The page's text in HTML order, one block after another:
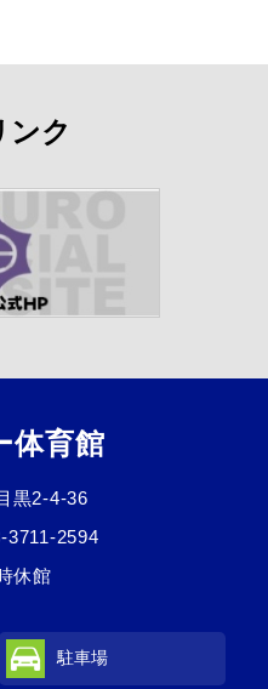
ンク
体育館
黒2-4-36
3711-2594
休館
駐車場